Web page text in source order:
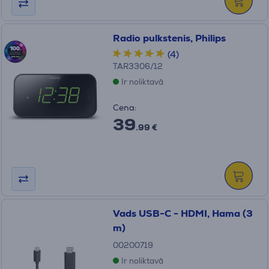
Radio pulkstenis, Philips
(4)
TAR3306/12
Ir noliktavā
Cena:
39.99 €
Vads USB-C - HDMI, Hama (3
m)
00200719
Ir noliktavā